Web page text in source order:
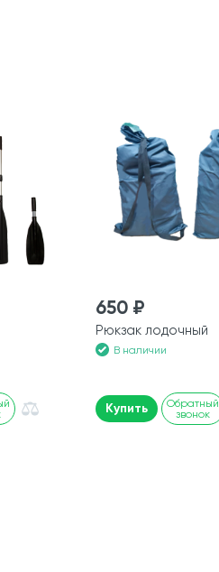
650 ₽
Рюкзак лодочный
В наличии
Купить
Обратный
звонок